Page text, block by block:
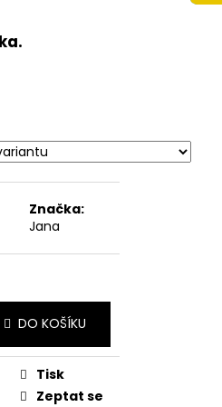
Značka:
Jana
DO KOŠÍKU
Tisk
Zeptat se